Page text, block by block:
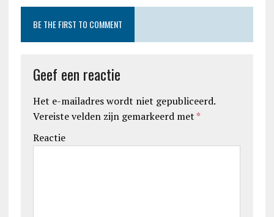
BE THE FIRST TO COMMENT
Geef een reactie
Het e-mailadres wordt niet gepubliceerd.
Vereiste velden zijn gemarkeerd met *
Reactie